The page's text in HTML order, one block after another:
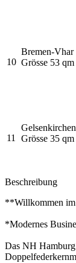
10
Bremen-Vhar
Grösse 53 qm
11
Grösse 35 qm
Beschreibung
**Willkommen
*Modernes
Das NH